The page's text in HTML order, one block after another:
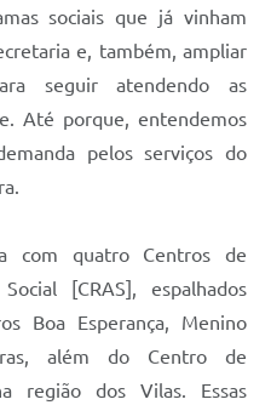
sociais que já vinham
e, também, ampliar
seguir atendendo as
Até porque, entendemos
pelos serviços do
a.
com quatro Centros de
[CRAS], espalhados
Boa Esperança, Menino
além do Centro de
região dos Vilas. Essas